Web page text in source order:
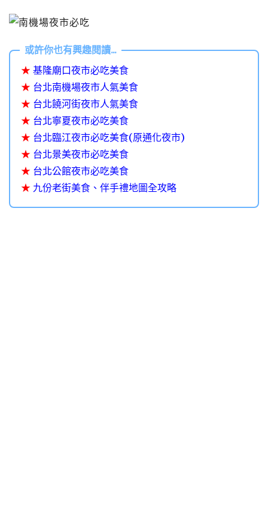
★ 基隆廟口夜市必吃美食
★ 台北南機場夜市人氣美食
★ 台北饒河街夜市人氣美食
★ 台北寧夏夜市必吃美食
★ 台北臨江夜市必吃美食(原通化夜市)
★ 台北景美夜市必吃美食
★ 台北公館夜市必吃美食
★ 九份老街美食、伴手禮地圖全攻略